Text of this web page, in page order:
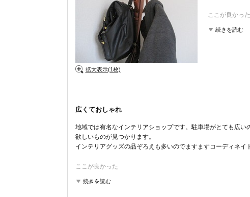
拡大表示(1枚)
ここが良かった
続きを読む
広くておしゃれ
地域では有名なインテリアショップです。駐車場がとても広い
欲しいものが見つかります。
インテリアグッズの品ぞろえも多いのでますますコーディネイ
ここが良かった
続きを読む